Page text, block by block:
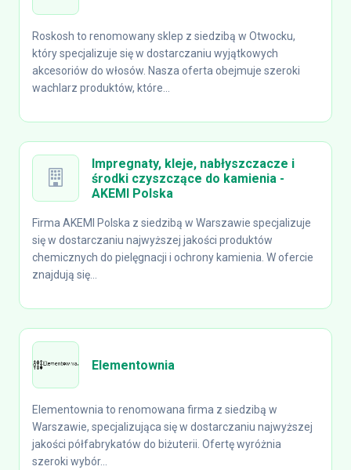
Roskosh to renomowany sklep z siedzibą w Otwocku,
który specjalizuje się w dostarczaniu wyjątkowych
akcesoriów do włosów. Nasza oferta obejmuje szeroki
wachlarz produktów, które...
Impregnaty, kleje, nabłyszczacze i
środki czyszczące do kamienia -
AKEMI Polska
Firma AKEMI Polska z siedzibą w Warszawie specjalizuje
się w dostarczaniu najwyższej jakości produktów
chemicznych do pielęgnacji i ochrony kamienia. W ofercie
znajdują się...
Elementownia
Elementownia to renomowana firma z siedzibą w
Warszawie, specjalizująca się w dostarczaniu najwyższej
jakości półfabrykatów do biżuterii. Ofertę wyróżnia
szeroki wybór...